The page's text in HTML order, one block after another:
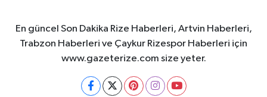
En güncel Son Dakika Rize Haberleri, Artvin Haberleri,
Trabzon Haberleri ve Çaykur Rizespor Haberleri için
www.gazeterize.com size yeter.